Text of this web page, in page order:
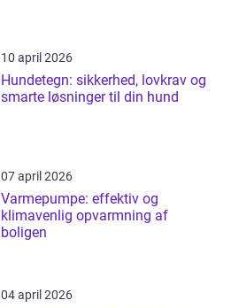
10 april 2026
Hundetegn: sikkerhed, lovkrav og
smarte løsninger til din hund
07 april 2026
Varmepumpe: effektiv og
klimavenlig opvarmning af
boligen
04 april 2026